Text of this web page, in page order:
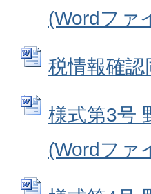
(Wordファ
税情報確
様式第3号
(Wordファ